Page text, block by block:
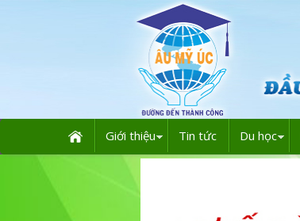
Giới thiệu Tin tức Du học